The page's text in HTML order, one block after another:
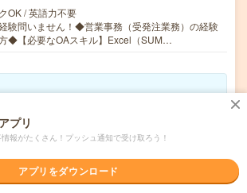
OK / 英語力不要
験問いません！◆営業事務（受発注業務）の経験
◆【必要なOAスキル】Excel（SUM…
男性
プリ
報がたくさん！プッシュ通知で受け取ろう！
アプリをダウンロード